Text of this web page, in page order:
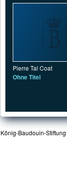
Pierre Tal Coat
Ohne Titel
König-Baudouin-Stiftung